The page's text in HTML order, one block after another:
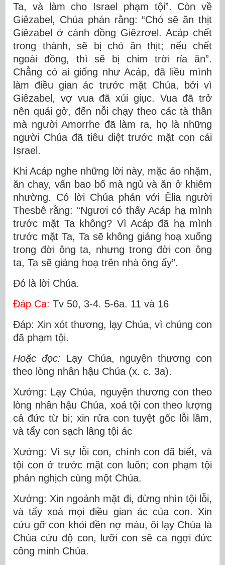
Ta, và làm cho Israel phạm tội”. Còn về
Giêzabel, Chúa phán rằng: “Chó sẽ ăn thịt
Giêzabel ở cánh đồng Giêzrơel. Acáp chết
trong thành, sẽ bị chó ăn thịt; nếu chết
ngoài đồng, thì sẽ bị chim trời rỉa ăn”.
Chẳng có ai giống như Acáp, đã liều mình
làm điều gian ác trước mặt Chúa, bởi vì
Giêzabel, vợ vua đã xúi giục. Vua đã trở
nên quái gở, đến nỗi chạy theo các tà thần
mà người Amorrhe đã làm ra, họ là những
người Chúa đã tiêu diệt trước mặt con cái
Israel.
Khi Acáp nghe những lời này, mặc áo nhặm,
ăn chay, vấn bao bố mà ngủ và ăn ở khiêm
nhường. Có lời Chúa phán với Êlia người
Thesbê rằng: “Ngươi có thấy Acáp hạ mình
trước mặt Ta không? Vì Acáp đã hạ mình
trước mặt Ta, Ta sẽ không giáng hoạ xuống
trong đời ông ta, nhưng trong đời con ông
ta, Ta sẽ giáng hoạ trên nhà ông ấy”.
Ðó là lời Chúa.
Ðáp Ca: Tv 50, 3-4. 5-6a. 11 và 16
Ðáp: Xin xót thương, lạy Chúa, vì chúng con
đã phạm tội.
Hoặc đọc: Lạy Chúa, nguyện thương con
theo lòng nhân hậu Chúa (x. c. 3a).
Xướng: Lạy Chúa, nguyện thương con theo
lòng nhân hậu Chúa, xoá tội con theo lượng
cả đức từ bi; xin rửa con tuyệt gốc lỗi lầm,
và tẩy con sạch lâng tội ác
Xướng: Vì sự lỗi con, chính con đã biết, và
tội con ở trước mặt con luôn; con phạm tội
phản nghịch cùng một Chúa.
Xướng: Xin ngoảnh mặt đi, đừng nhìn tội lỗi,
và tẩy xoá mọi điều gian ác của con. Xin
cứu gỡ con khỏi đền nợ máu, ôi lạy Chúa là
Chúa cứu độ con, lưỡi con sẽ ca ngợi đức
công minh Chúa.